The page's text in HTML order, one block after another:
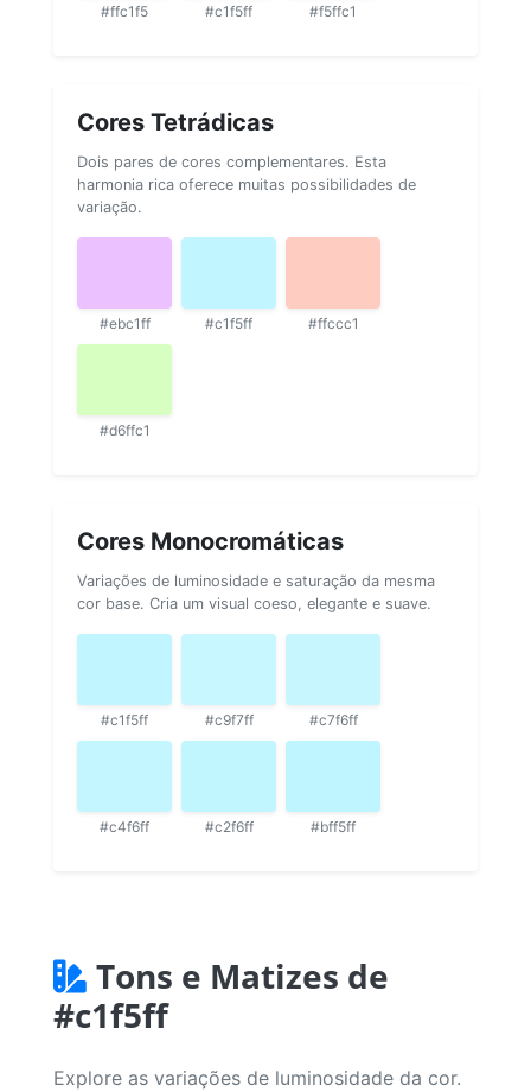
#ffc1f5 #c1f5ff #f5ffc1
Cores Tetrádicas
Dois pares de cores complementares. Esta
harmonia rica oferece muitas possibilidades de
variação.
#ebc1ff #c1f5ff #ffccc1
#d6ffc1
Cores Monocromáticas
Variações de luminosidade e saturação da mesma
cor base. Cria um visual coeso, elegante e suave.
#c1f5ff #c9f7ff #c7f6ff
#c4f6ff #c2f6ff #bff5ff
Tons e Matizes de
#c1f5ff
Explore as variações de luminosidade da cor.